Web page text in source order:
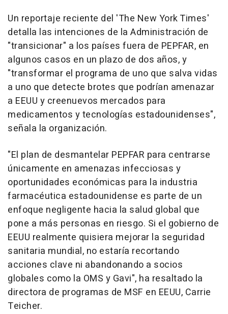
Un reportaje reciente del 'The New York Times'
detalla las intenciones de la Administración de
"transicionar" a los países fuera de PEPFAR, en
algunos casos en un plazo de dos años, y
"transformar el programa de uno que salva vidas
a uno que detecte brotes que podrían amenazar
a EEUU y creenuevos mercados para
medicamentos y tecnologías estadounidenses",
señala la organización.
"El plan de desmantelar PEPFAR para centrarse
únicamente en amenazas infecciosas y
oportunidades económicas para la industria
farmacéutica estadounidense es parte de un
enfoque negligente hacia la salud global que
pone a más personas en riesgo. Si el gobierno de
EEUU realmente quisiera mejorar la seguridad
sanitaria mundial, no estaría recortando
acciones clave ni abandonando a socios
globales como la OMS y Gavi", ha resaltado la
directora de programas de MSF en EEUU, Carrie
Teicher.